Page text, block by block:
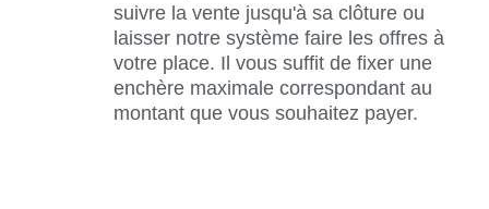
suivre la vente jusqu'à sa clôture ou
laisser notre système faire les offres à
votre place. Il vous suffit de fixer une
enchère maximale correspondant au
montant que vous souhaitez payer.